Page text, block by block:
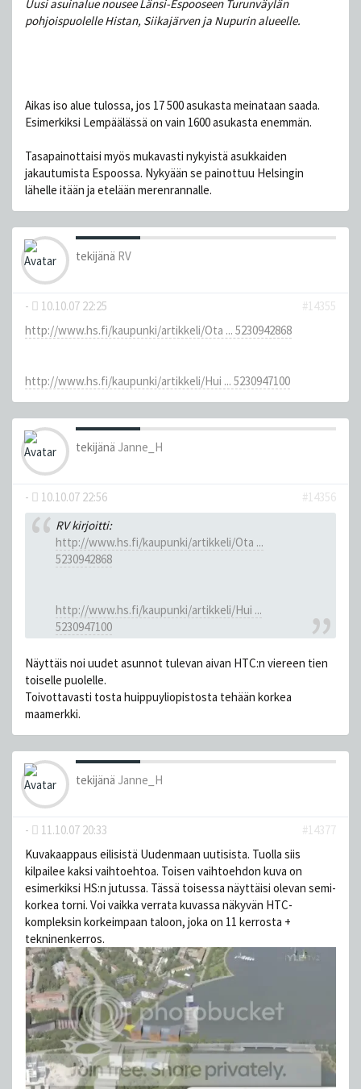
Uusi asuinalue nousee Länsi-Espooseen Turunväylän
pohjoispuolelle Histan, Siikajärven ja Nupurin alueelle.
Aikas iso alue tulossa, jos 17 500 asukasta meinataan saada.
Esimerkiksi Lempäälässä on vain 1600 asukasta enemmän.
Tasapainottaisi myös mukavasti nykyistä asukkaiden
jakautumista Espoossa. Nykyään se painottuu Helsingin
lähelle itään ja etelään merenrannalle.
tekijänä RV
- 10.10.07 22:25
#14355
http://www.hs.fi/kaupunki/artikkeli/Ota ... 5230942868
http://www.hs.fi/kaupunki/artikkeli/Hui ... 5230947100
tekijänä Janne_H
- 10.10.07 22:56
#14356
RV kirjoitti:
http://www.hs.fi/kaupunki/artikkeli/Ota ...
5230942868
http://www.hs.fi/kaupunki/artikkeli/Hui ...
5230947100
Näyttäis noi uudet asunnot tulevan aivan HTC:n viereen tien
toiselle puolelle.
Toivottavasti tosta huippuyliopistosta tehään korkea
maamerkki.
tekijänä Janne_H
- 11.10.07 20:33
#14377
Kuvakaappaus eilisistä Uudenmaan uutisista. Tuolla siis
kilpailee kaksi vaihtoehtoa. Toisen vaihtoehdon kuva on
esimerkiksi HS:n jutussa. Tässä toisessa näyttäisi olevan semi-
korkea torni. Voi vaikka verrata kuvassa näkyvän HTC-
kompleksin korkeimpaan taloon, joka on 11 kerrosta +
tekninenkerros.